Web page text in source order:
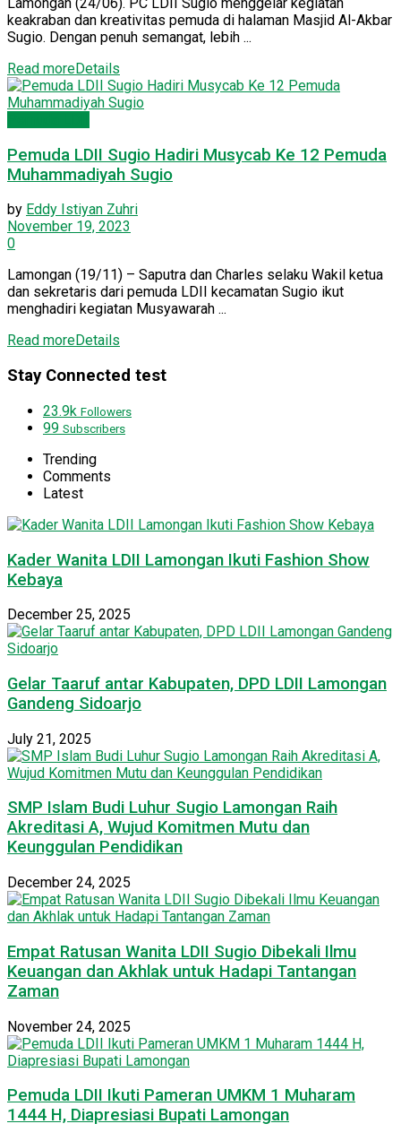
keakraban dan kreativitas pemuda di halaman Masjid Al-Akbar
Sugio. Dengan penuh semangat, lebih ...
Read moreDetails
Pemuda LDII Sugio Hadiri Musycab Ke 12 Pemuda
Muhammadiyah Sugio
by Eddy Istiyan Zuhri
November 19, 2023
0
Lamongan (19/11) – Saputra dan Charles selaku Wakil ketua
dan sekretaris dari pemuda LDII kecamatan Sugio ikut
menghadiri kegiatan Musyawarah ...
Read moreDetails
Stay Connected test
23.9k Followers
99 Subscribers
Trending
Comments
Latest
Kader Wanita LDII Lamongan Ikuti Fashion Show
Kebaya
December 25, 2025
Gelar Taaruf antar Kabupaten, DPD LDII Lamongan
Gandeng Sidoarjo
July 21, 2025
SMP Islam Budi Luhur Sugio Lamongan Raih
Akreditasi A, Wujud Komitmen Mutu dan
Keunggulan Pendidikan
December 24, 2025
Empat Ratusan Wanita LDII Sugio Dibekali Ilmu
Keuangan dan Akhlak untuk Hadapi Tantangan
Zaman
November 24, 2025
Pemuda LDII Ikuti Pameran UMKM 1 Muharam
1444 H, Diapresiasi Bupati Lamongan